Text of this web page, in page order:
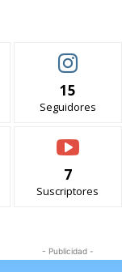
15
Seguidores
7
Suscriptores
- Publicidad -